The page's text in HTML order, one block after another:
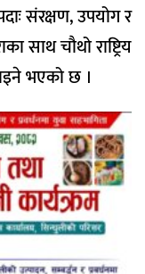
संरक्षण, उपयोग र
साथ चौथो राष्ट्रिय
भएको छ ।